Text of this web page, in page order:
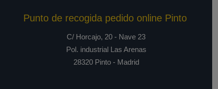
Punto de recogida pedido online Pinto
C/ Horcajo, 20 - Nave 23
Pol. industrial Las Arenas
28320 Pinto - Madrid